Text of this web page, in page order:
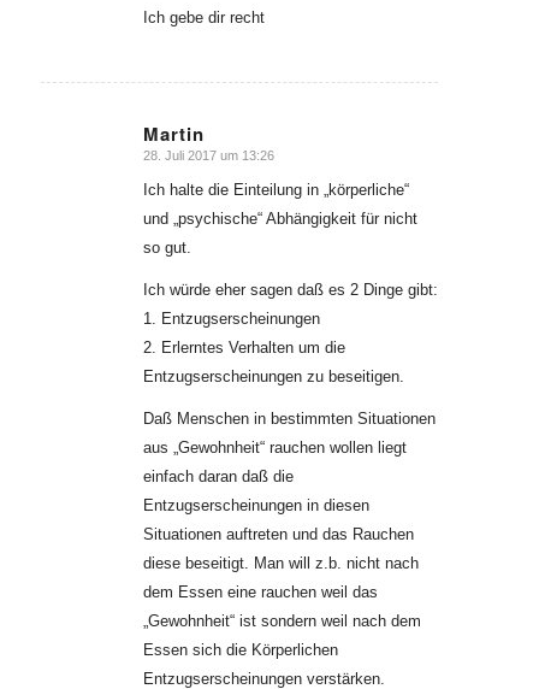
Ich gebe dir recht
Martin
sagte:
28. Juli 2017 um 13:26
Ich halte die Einteilung in „körperliche“
und „psychische“ Abhängigkeit für nicht
so gut.
Ich würde eher sagen daß es 2 Dinge gibt:
1. Entzugserscheinungen
2. Erlerntes Verhalten um die
Entzugserscheinungen zu beseitigen.
Daß Menschen in bestimmten Situationen
aus „Gewohnheit“ rauchen wollen liegt
einfach daran daß die
Entzugserscheinungen in diesen
Situationen auftreten und das Rauchen
diese beseitigt. Man will z.b. nicht nach
dem Essen eine rauchen weil das
„Gewohnheit“ ist sondern weil nach dem
Essen sich die Körperlichen
Entzugserscheinungen verstärken.